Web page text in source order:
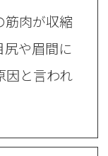
筋肉が収縮
や眉間に
因と言われ